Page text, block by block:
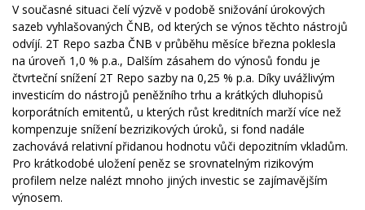
V současné situaci čelí výzvě v podobě snižování úrokových
sazeb vyhlašovaných ČNB, od kterých se výnos těchto nástrojů
odvíjí. 2T Repo sazba ČNB v průběhu měsíce března poklesla
na úroveň 1,0 % p.a., Dalším zásahem do výnosů fondu je
čtvrteční snížení 2T Repo sazby na 0,25 % p.a. Díky uvážlivým
investicím do nástrojů peněžního trhu a krátkých dluhopisů
korporátních emitentů, u kterých růst kreditních marží více než
kompenzuje snížení bezrizikových úroků, si fond nadále
zachovává relativní přidanou hodnotu vůči depozitním vkladům.
Pro krátkodobé uložení peněz se srovnatelným rizikovým
profilem nelze nalézt mnoho jiných investic se zajímavějším
výnosem.